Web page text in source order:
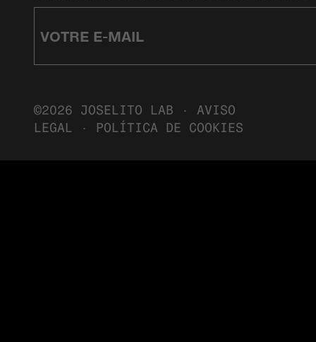
©2026 JOSELITO LAB · AVISO
LEGAL
· POLÍTICA DE COOKIES